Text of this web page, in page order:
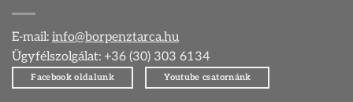
E-mail: info@borpenztarca.hu
Ügyfélszolgálat: +36 (30) 303 6134
Facebook oldalunk Youtube csatornánk